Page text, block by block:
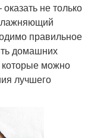
не только
правильное
домашних
можно
лучшего